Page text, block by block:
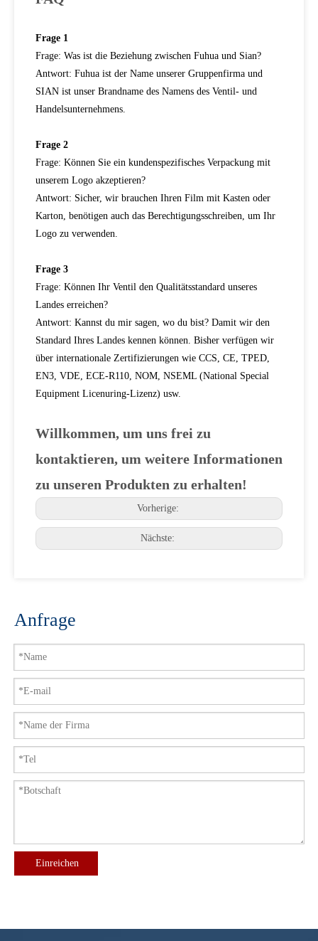
Frage 1
Frage: Was ist die Beziehung zwischen Fuhua und Sian?
Antwort: Fuhua ist der Name unserer Gruppenfirma und
SIAN ist unser Brandname des Namens des Ventil- und
Handelsunternehmens.
Frage 2
Frage: Können Sie ein kundenspezifisches Verpackung mit
unserem Logo akzeptieren?
Antwort: Sicher, wir brauchen Ihren Film mit Kasten oder
Karton, benötigen auch das Berechtigungsschreiben, um Ihr
Logo zu verwenden.
Frage 3
Frage: Können Ihr Ventil den Qualitätsstandard unseres
Landes erreichen?
Antwort: Kannst du mir sagen, wo du bist? Damit wir den
Standard Ihres Landes kennen können. Bisher verfügen wir
über internationale Zertifizierungen wie CCS, CE, TPED,
EN3, VDE, ECE-R110, NOM, NSEML (National Special
Equipment Licenuring-Lizenz) usw.
Willkommen, um uns frei zu
kontaktieren, um weitere Informationen
zu unseren Produkten zu erhalten!
Vorherige:
Nächste:
Anfrage
Einreichen